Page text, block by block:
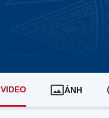
VIDEO ẢNH